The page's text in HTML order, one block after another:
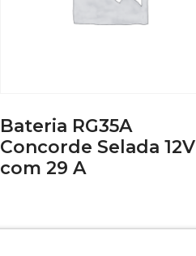
Bateria RG35A
Concorde Selada 12V
com 29 A